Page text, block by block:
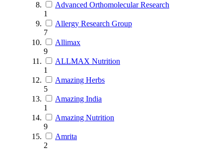
Advanced Orthomolecular Research
1
Allergy Research Group
7
Allimax
9
ALLMAX Nutrition
1
Amazing Herbs
5
Amazing India
1
Amazing Nutrition
9
Amrita
2